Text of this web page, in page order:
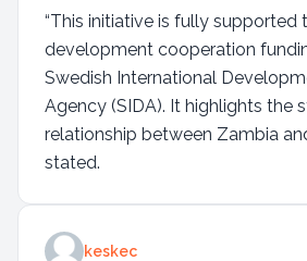
“This initiative is fully supported
development cooperation
Swedish International
Agency (SIDA). It highlights the
relationship between Zambia
stated.
keskec